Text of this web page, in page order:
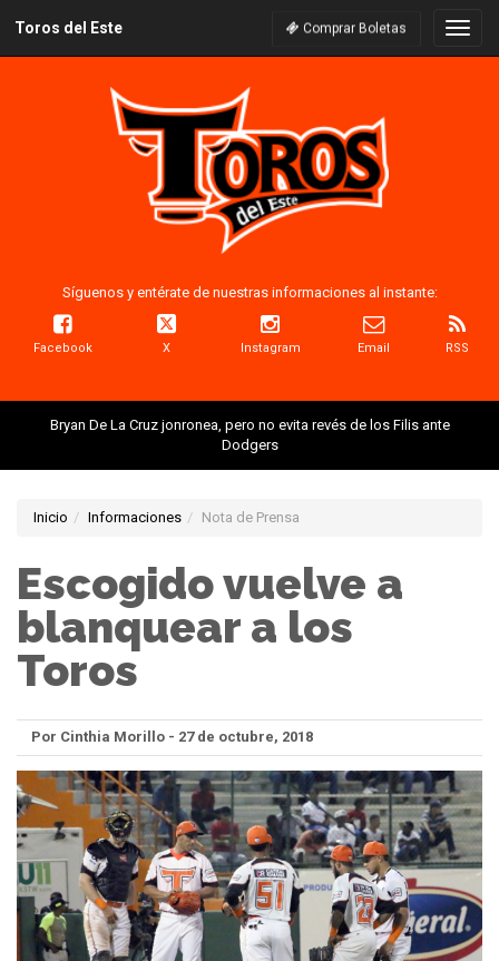
Toros del Este Comprar Boletas
Síguenos y entérate de nuestras informaciones al instante:
Facebook X Instagram Email RSS
Bryan De La Cruz jonronea, pero no evita revés de los Filis ante
Dodgers
Inicio Informaciones Nota de Prensa
Escogido vuelve a
blanquear a los
Toros
Por Cinthia Morillo - 27 de octubre, 2018